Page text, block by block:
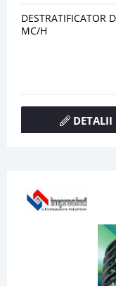
DESTRATIFICATOR
MC/H
DETALII